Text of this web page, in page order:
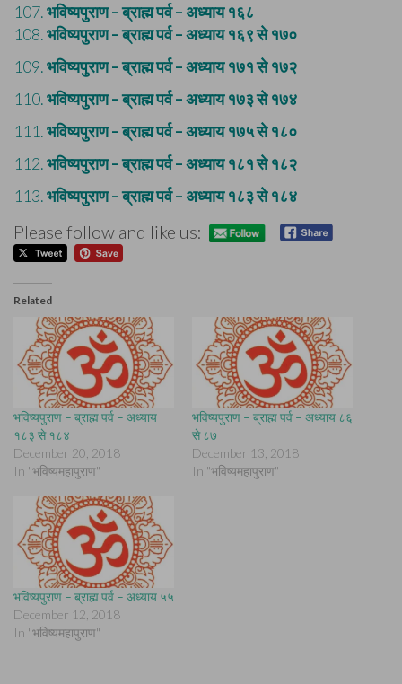
107.भविष्यपुराण – ब्राह्म पर्व – अध्याय १६८
108.भविष्यपुराण – ब्राह्म पर्व – अध्याय १६९ से १७०
109.भविष्यपुराण – ब्राह्म पर्व – अध्याय १७१ से १७२
110.भविष्यपुराण – ब्राह्म पर्व – अध्याय १७३ से १७४
111.भविष्यपुराण – ब्राह्म पर्व – अध्याय १७५ से १८०
112.भविष्यपुराण – ब्राह्म पर्व – अध्याय १८१ से १८२
113.भविष्यपुराण – ब्राह्म पर्व – अध्याय १८३ से १८४
Please follow and like us:
Related
भविष्यपुराण – ब्राह्म पर्व – अध्याय
१८३ से १८४
December 20, 2018
In "भविष्यमहापुराण"
भविष्यपुराण – ब्राह्म पर्व – अध्याय ८६
से ८७
December 13, 2018
In "भविष्यमहापुराण"
भविष्यपुराण – ब्राह्म पर्व – अध्याय ५५
December 12, 2018
In "भविष्यमहापुराण"